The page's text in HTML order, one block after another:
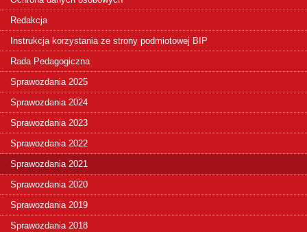
Redakcja
Instrukcja korzystania ze strony podmiotowej BIP
Rada Pedagogiczna
Sprawozdania 2025
Sprawozdania 2024
Sprawozdania 2023
Sprawozdania 2022
Sprawozdania 2021
Sprawozdania 2020
Sprawozdania 2019
Sprawozdania 2018